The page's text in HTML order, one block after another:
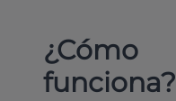
¿Cómo
funciona?